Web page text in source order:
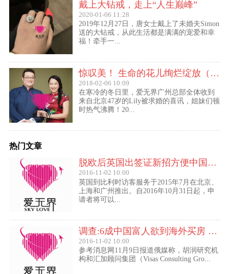
戴上大钻戒，走上“人生巅峰”
2020-01-06 11:28
2019年12月27日，唐女士戴上了未婚夫Simon
送的大钻戒，从此生活都是满满的宠爱和幸
福！牵手一...
惊叹美！ 生命的花儿绚烂绽放（47岁的Lily结婚啦！）
2018-02-06 10:09
在寒冷的冬日里，爱无界广州总部全体收到
来自北京47岁的Lily被求婚的喜讯，姐妹们顿
时热气沸腾！20...
热门文章
脱欧后英国出签证新招方便中国访客进入欧盟
2016-11-02 10:00
英国到比利时访客服务于2015年7月在北京、
上海和广州推出。自2016年10月31日起，申
请者将可以...
调查:6成中国富人欲到海外买房 最想移民去美国
2016-11-02 10:00
参考消息网11月9日报道俄媒称，胡润研究机
构和汇加顾问集团（Visas Consulting Gro...